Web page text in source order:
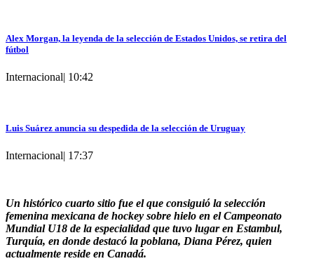
Alex Morgan, la leyenda de la selección de Estados Unidos, se retira del
fútbol
Internacional| 10:42
Luis Suárez anuncia su despedida de la selección de Uruguay
Internacional| 17:37
Un histórico cuarto sitio fue el que consiguió la selección
femenina mexicana de hockey sobre hielo en el Campeonato
Mundial U18 de la especialidad que tuvo lugar en Estambul,
Turquía, en donde destacó la poblana, Diana Pérez, quien
actualmente reside en Canadá.